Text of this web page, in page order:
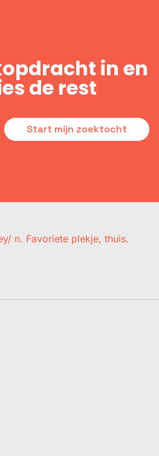
in en
de rest
Start mijn zoektocht
n. Favoriete plekje, thuis.